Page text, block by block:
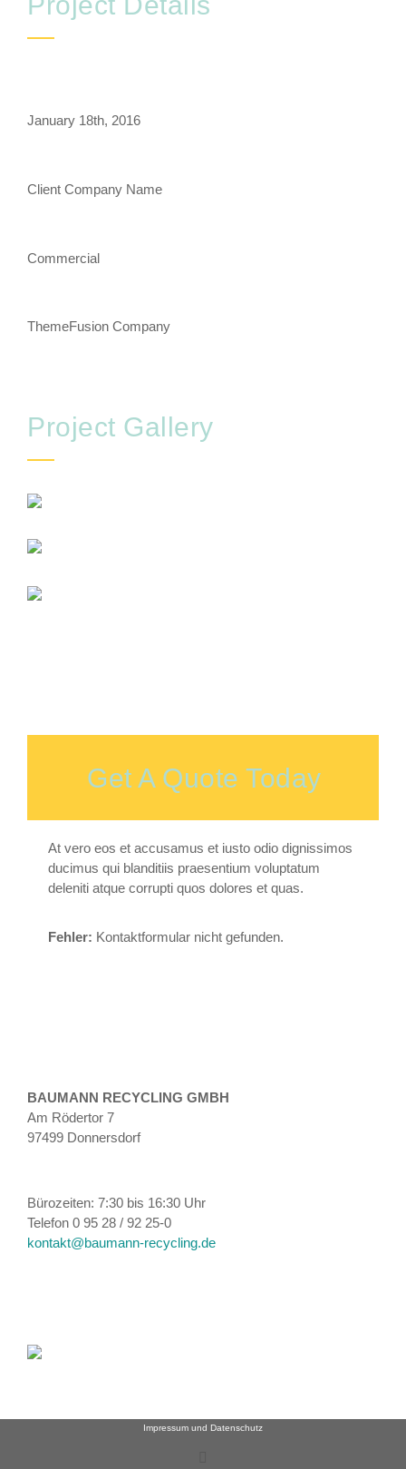
January 18th, 2016
Client Company Name
Commercial
ThemeFusion Company
Project Gallery
Get A Quote Today
At vero eos et accusamus et iusto odio dignissimos
ducimus qui blanditiis praesentium voluptatum
deleniti atque corrupti quos dolores et quas.
Fehler: Kontaktformular nicht gefunden.
BAUMANN RECYCLING GMBH
Am Rödertor 7
97499 Donnersdorf
Bürozeiten: 7:30 bis 16:30 Uhr
Telefon 0 95 28 / 92 25-0
kontakt@baumann-recycling.de
Impressum und Datenschutz